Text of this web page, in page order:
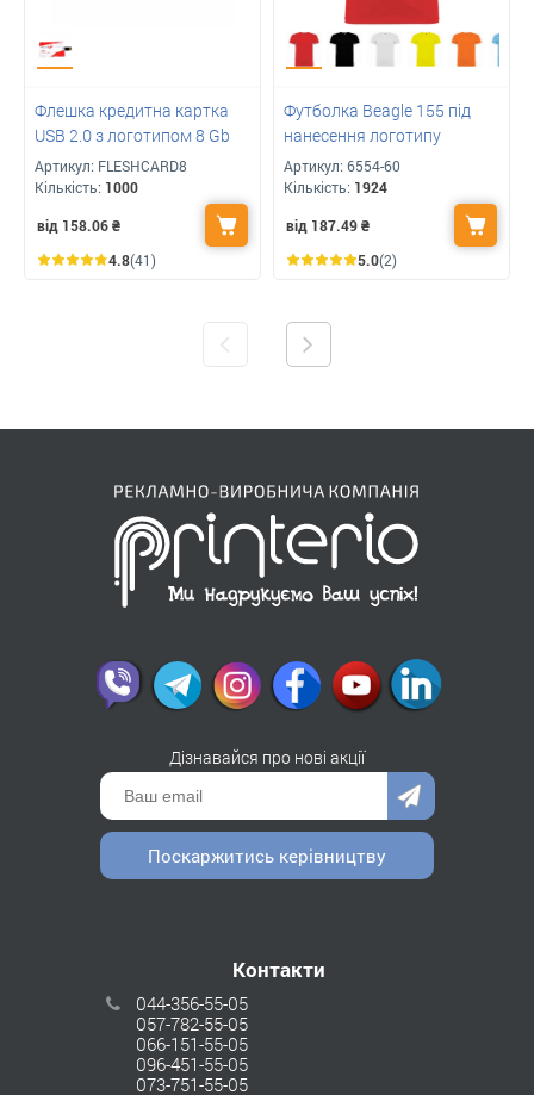
Флешка кредитна картка
USB 2.0 з логотипом 8 Gb
Артикул: FLESHCARD8
Кількість: 1000
від 158.06₴
4.8(41)
Футболка Beagle 155 під
нанесення логотипу
Артикул: 6554-60
Кількість: 1924
від 187.49₴
5.0(2)
Дізнавайся про нові акції
Поскаржитись керівництву
Контакти
044-356-55-05
057-782-55-05
066-151-55-05
096-451-55-05
073-751-55-05